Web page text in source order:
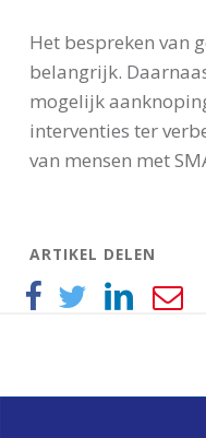
Het bespreken van
belangrijk.
mogelijk
interventies ter
van mensen met
ARTIKEL DELEN